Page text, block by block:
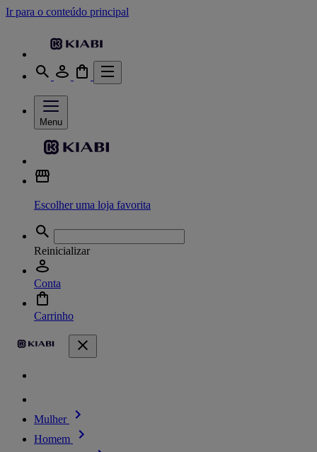
Ir para o conteúdo principal
Menu
Escolher uma loja favorita
Reinicializar
Conta
Carrinho
Mulher
Homem